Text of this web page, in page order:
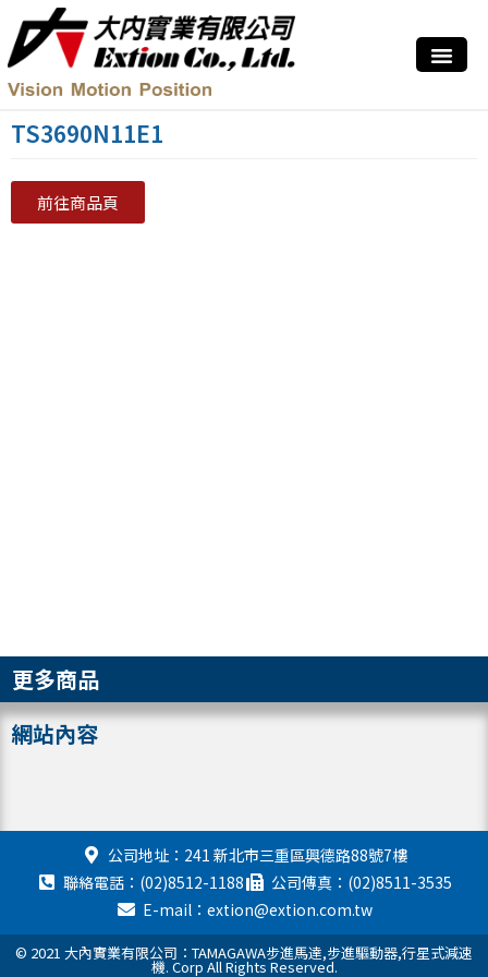
TS3690N11E1
前往商品頁
更多商品
網站內容
公司地址：241 新北市三重區興德路88號7樓
聯絡電話：(02)8512-1188
公司傳真：(02)8511-3535
E-mail：extion@extion.com.tw
© 2021 大內實業有限公司：TAMAGAWA步進馬達,步進驅動器,行星式減速
機. Corp All Rights Reserved.